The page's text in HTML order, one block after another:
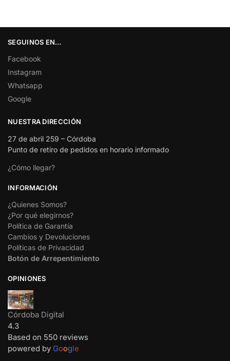
SEGUINOS EN…
Facebook
Instagram
Whatsapp
Google
NUESTRA DIRECCIÓN
27 de abril 259 – Córdoba
Punto de retiro de pedidos en horario informado
¿Cómo llegar?
INFORMACIÓN
¿Quienes Somos?
¿Por qué elegirnos?
Política de Garantía
Cambios y Devoluciones
Políticas de Privacidad
Botón de Arrepentimiento
OPINIONES
Córdoba Digital
4.3
Based on 550 reviews
powered by Google